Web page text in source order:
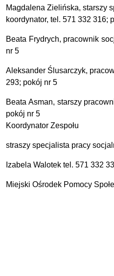
Magdalena Zielińska, starszy
koordynator, tel. 571 332 316;
Beata Frydrych, pracownik
nr 5
Aleksander Ślusarczyk,
293; pokój nr 5
Beata Asman, starszy
pokój nr 5
Koordynator Zespołu
straszy specjalista pracy
Izabela Walotek tel. 571 332
Miejski Ośrodek Pomocy